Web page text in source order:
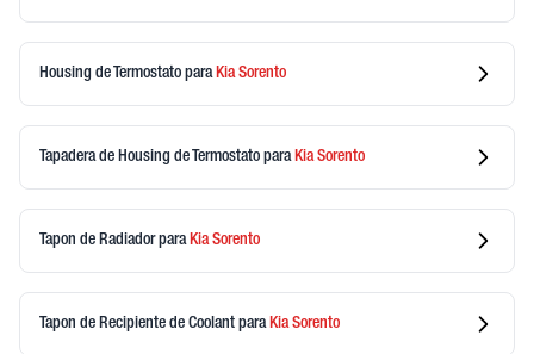
Housing de Termostato para KiaSorento
Tapadera de Housing de Termostato para KiaSorento
Tapon de Radiadorpara KiaSorento
Tapon de Recipiente de Coolant para KiaSorento